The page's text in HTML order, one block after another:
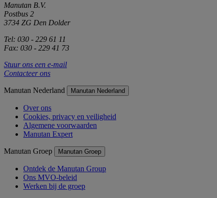
Manutan B.V.
Postbus 2
3734 ZG Den Dolder
Tel: 030 - 229 61 11
Fax: 030 - 229 41 73
Stuur ons een e-mail
Contacteer ons
Manutan Nederland Manutan Nederland
Over ons
Cookies, privacy en veiligheid
Algemene voorwaarden
Manutan Expert
Manutan Groep Manutan Groep
Ontdek de Manutan Group
Ons MVO-beleid
Werken bij de groep